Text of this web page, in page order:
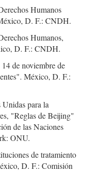
Humanos
D. F.: CNDH.
Humanos,
D. F.: CNDH.
de noviembre de
México, D. F.:
para la
"Reglas de Beijing"
de las Naciones
ONU.
de tratamiento
D. F.: Comisión